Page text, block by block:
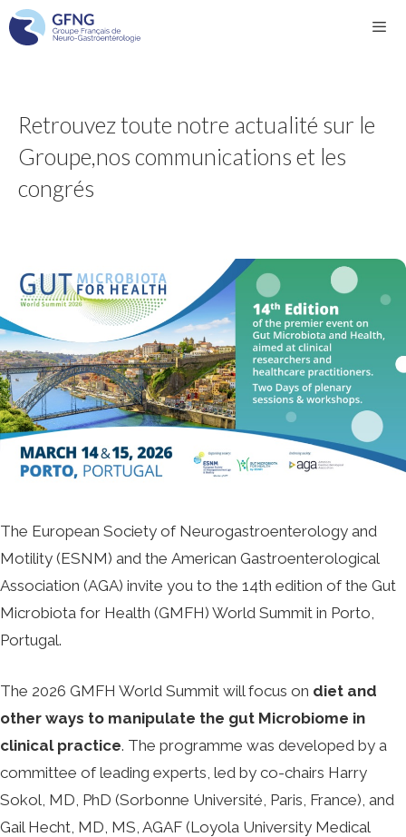
Aller
au
Retrouvez toute notre actualité sur le
Groupe,nos communications et les
congrés
The European Society of Neurogastroenterology and
Motility (ESNM) and the American Gastroenterological
Association (AGA) invite you to the 14th edition of the Gut
Microbiota for Health (GMFH) World Summit in Porto,
Portugal.
The 2026 GMFH World Summit will focus on diet and
other ways to manipulate the gut Microbiome in
clinical practice. The programme was developed by a
committee of leading experts, led by co-chairs Harry
Sokol, MD, PhD (Sorbonne Université, Paris, France), and
Gail Hecht, MD, MS, AGAF (Loyola University Medical